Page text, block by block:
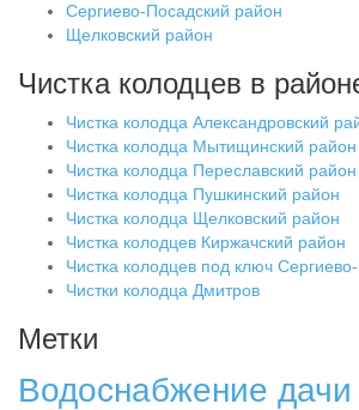
Сергиево-Посадский район
Щелковский район
Чистка колодцев в
Чистка колодца Александровский
Чистка колодца Мытищинский район
Чистка колодца Переславский район
Чистка колодца Пушкинский район
Чистка колодца Щелковский район
Чистка колодцев Киржачский район
Чистка колодцев под ключ
Чистки колодца Дмитров
Метки
Водоснабжение дачи